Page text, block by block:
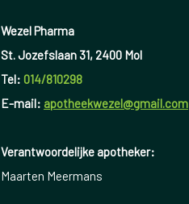
Wezel Pharma
St. Jozefslaan 31, 2400 Mol
Tel: 014/810298
E-mail: apotheekwezel@gmail.com
Verantwoordelijke apotheker:
Maarten Meermans